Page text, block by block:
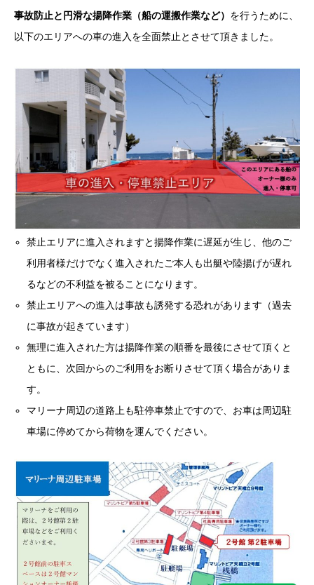
事故防止と円滑な揚降作業（船の運搬作業など） を行うために、
以下のエリアへの車の進入を全面禁止とさせて頂きました。
禁止エリアに進入されますと揚降作業に遅延が生じ、他のご
利用者様だけでなく進入されたご本人も出艇や陸揚げが遅れ
るなどの不利益を被ることになります。
禁止エリアへの進入は事故も誘発する恐れがあります（過去
に事故が起きています）
無理に進入された方は揚降作業の順番を最後にさせて頂くと
ともに、次回からのご利用をお断りさせて頂く場合がありま
す。
マリーナ周辺の道路上も駐停車禁止ですので、お車は周辺駐
車場に停めてから荷物を運んでください。